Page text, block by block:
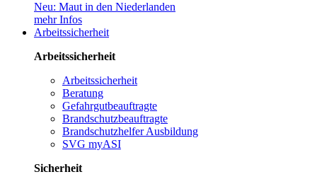
Neu: Maut in den Niederlanden
mehr Infos
Arbeitssicherheit
Arbeitssicherheit
Arbeitssicherheit
Beratung
Gefahrgutbeauftragte
Brandschutzbeauftragte
Brandschutzhelfer Ausbildung
SVG myASI
Sicherheit